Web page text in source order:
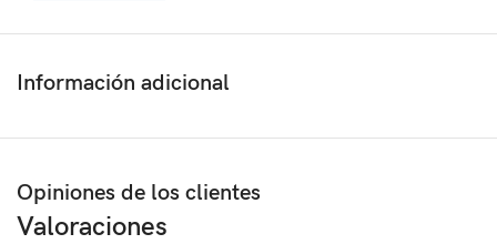
Información adicional
Opiniones de los clientes
Valoraciones